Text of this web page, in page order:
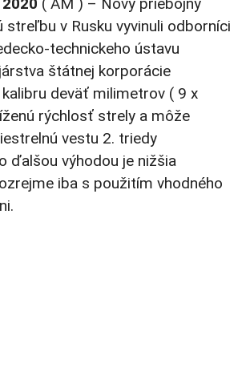
streľbu v Rusku vyvinuli odborníci
technickeho ústavu
štátnej korporácie
kalibru deväť milimetrov ( 9 x
rýchlosť strely a môže
vestu 2. triedy
ďalšou výhodou je nižšia
iba s použitím vhodného